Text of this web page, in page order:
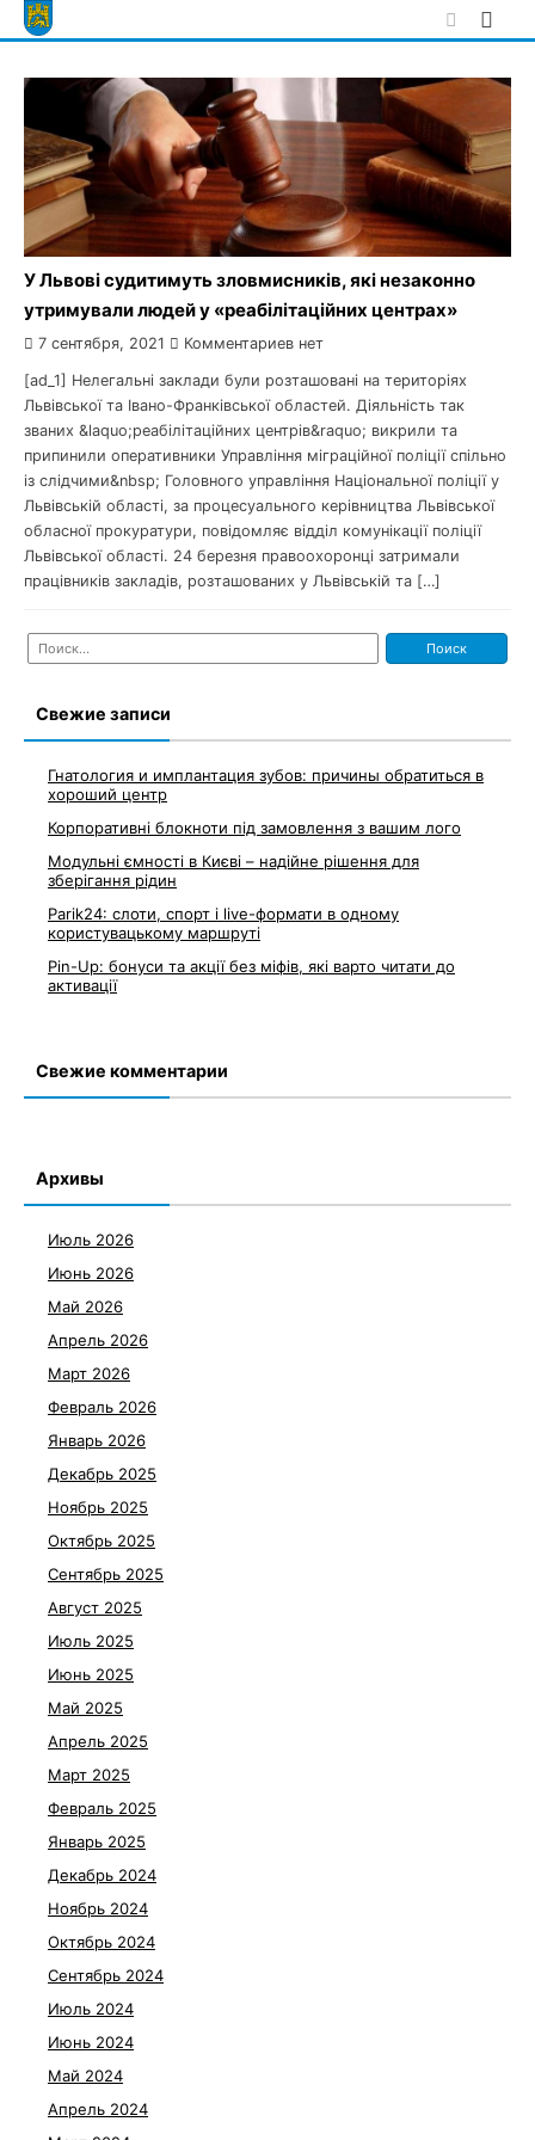
Skip
to
У Львові судитимуть зловмисників, які незаконно
утримували людей у «реабілітаційних центрах»
7 сентября, 2021 Комментариев нет
[ad_1] Нелегальні заклади були розташовані на територіях
Львівської та Івано-Франківської областей. Діяльність так
званих &laquo;реабілітаційних центрів&raquo; викрили та
припинили оперативники Управління міграційної поліції спільно
із слідчими&nbsp; Головного управління Національної поліції у
Львівській області, за процесуального керівництва Львівської
обласної прокуратури, повідомляє відділ комунікації поліції
Львівської області. 24 березня правоохоронці затримали
працівників закладів, розташованих у Львівській та […]
Найти:
Свежие записи
Гнатология и имплантация зубов: причины обратиться в
хороший центр
Корпоративні блокноти під замовлення з вашим лого
Модульні ємності в Києві – надійне рішення для
зберігання рідин
Parik24: слоти, спорт і live-формати в одному
користувацькому маршруті
Pin-Up: бонуси та акції без міфів, які варто читати до
активації
Свежие комментарии
Архивы
Июль 2026
Июнь 2026
Май 2026
Апрель 2026
Март 2026
Февраль 2026
Январь 2026
Декабрь 2025
Ноябрь 2025
Октябрь 2025
Сентябрь 2025
Август 2025
Июль 2025
Июнь 2025
Май 2025
Апрель 2025
Март 2025
Февраль 2025
Январь 2025
Декабрь 2024
Ноябрь 2024
Октябрь 2024
Сентябрь 2024
Июль 2024
Июнь 2024
Май 2024
Апрель 2024